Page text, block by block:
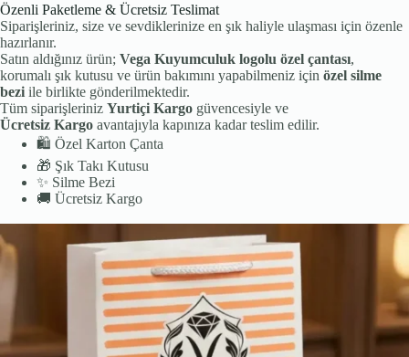
Özenli Paketleme & Ücretsiz Teslimat
Siparişleriniz, size ve sevdiklerinize en şık haliyle ulaşması için özenle
hazırlanır.
Satın aldığınız ürün; Vega Kuyumculuk logolu özel çantası,
korumalı şık kutusu ve ürün bakımını yapabilmeniz için özel silme
bezi ile birlikte gönderilmektedir.
Tüm siparişleriniz Yurtiçi Kargo güvencesiyle ve
Ücretsiz Kargo avantajıyla kapınıza kadar teslim edilir.
🛍️ Özel Karton Çanta
🎁 Şık Takı Kutusu
✨ Silme Bezi
🚚 Ücretsiz Kargo